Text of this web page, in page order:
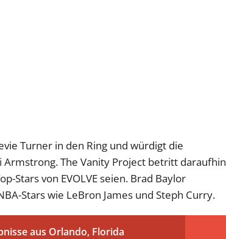
Turner in den Ring und würdigt die
Armstrong. The Vanity Project betritt daraufhin
Stars von EVOLVE seien. Brad Baylor
Stars wie LeBron James und Steph Curry.
aus Orlando, Florida